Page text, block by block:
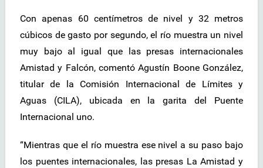
Con apenas 60 centímetros de nivel y 32 metros
cúbicos de gasto por segundo, el río muestra un nivel
muy bajo al igual que las presas internacionales
Amistad y Falcón, comentó Agustín Boone González,
titular de la Comisión Internacional de Límites y
Aguas (CILA), ubicada en la garita del Puente
Internacional uno.
“Mientras que el río muestra ese nivel a su paso bajo
los puentes internacionales, las presas La Amistad y